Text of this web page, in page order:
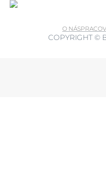
O NÁS
COPYRIGHT ©